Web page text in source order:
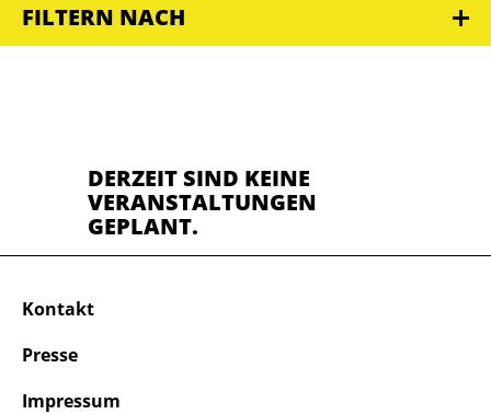
FILTERN NACH
DERZEIT SIND KEINE
VERANSTALTUNGEN
GEPLANT.
Kontakt
Presse
Impressum